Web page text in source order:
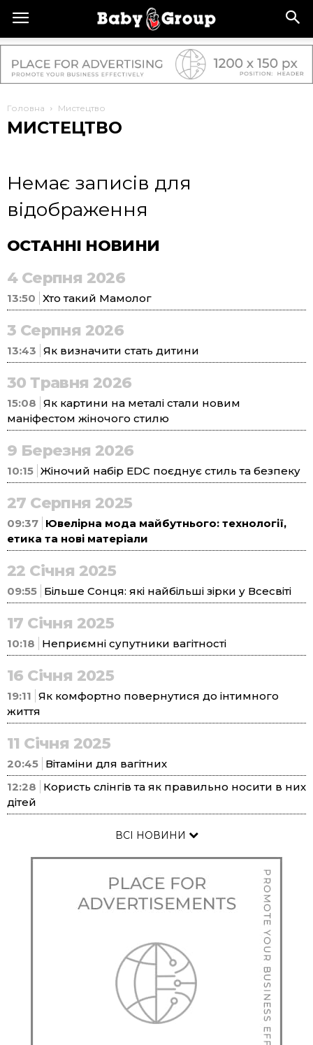
Головна Мистецтво
МИСТЕЦТВО
Немає записів для
відображення
ОСТАННІ НОВИНИ
4 Серпня 2026
13:50 Хто такий Мамолог
3 Серпня 2026
13:43 Як визначити стать дитини
30 Травня 2026
15:08 Як картини на металі стали новим
маніфестом жіночого стилю
9 Березня 2026
10:15 Жіночий набір EDC поєднує стиль та безпеку
27 Серпня 2025
09:37 Ювелірна мода майбутнього: технології,
етика та нові матеріали
22 Січня 2025
09:55 Більше Сонця: які найбільші зірки у Всесвіті
17 Січня 2025
10:18 Неприємні супутники вагітності
16 Січня 2025
19:11 Як комфортно повернутися до інтимного
життя
11 Січня 2025
20:45 Вітаміни для вагітних
12:28
Користь слінгів та як правильно носити в них
дітей
ВСІ НОВИНИ